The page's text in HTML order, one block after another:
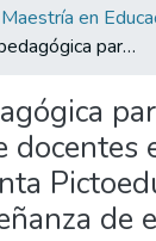
Propuesta pedagógica para la capacitación de docentes en el uso de la herramienta Pictoeduca, para mejorar la enseñanza de estudiantes con Discapacidad Intelectual en el bachillerato
docentes
de